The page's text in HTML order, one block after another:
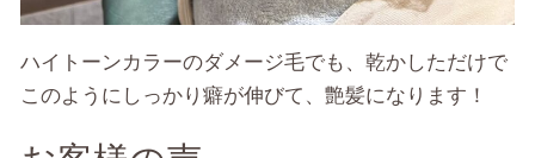
ハイトーンカラーのダメージ毛でも、乾かしただけで
このようにしっかり癖が伸びて、艶髪になります！